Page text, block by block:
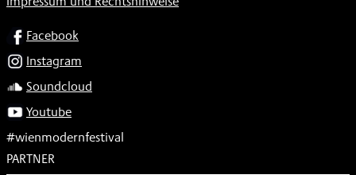
SOCIALFacebook
Instagram
Soundcloud
Youtube
#wienmodernfestival
PARTNER